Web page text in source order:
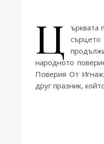
Ц
ърквата
народното
Поверия От
друг празник,